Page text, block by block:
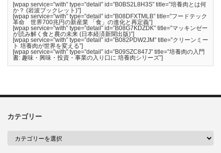
[wpap service=”with” type=”detail” id=”B0BS2L8H3S” title=”培養肉とは何
か？ (岩波ブックレット)”]
[wpap service=”with” type=”detail” id=”B08DFXTMLB” title=”フードテック
革命 世界700兆円の新産業 「食」の進化と再定義”]
[wpap service=”with” type=”detail” id=”B08G7KDZDK” title=”マッキンゼー
が読み解く食と農の未来 (日本経済新聞出版)”]
[wpap service=”with” type=”detail” id=”B082PDW2JM” title=”クリーンミー
ト 培養肉が世界を変える”]
[wpap service=”with” type=”detail” id=”B09SZC847J” title=”培養肉の入門
書: 趣味・興味・投資・事業の入り口に 培養肉シリーズ”]
カテゴリー